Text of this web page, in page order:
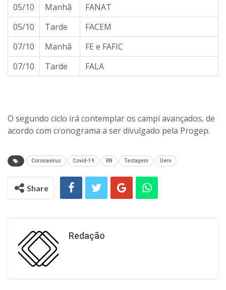
05/10
Manhã
FANAT
05/10
Tarde
FACEM
07/10
Manhã
FE e FAFIC
07/10
Tarde FALA
O segundo ciclo irá contemplar os campi avançados, de
acordo com cronograma a ser divulgado pela Progep.
Coronavirus Covid-19 RN Testagem Uern
Share
Redação